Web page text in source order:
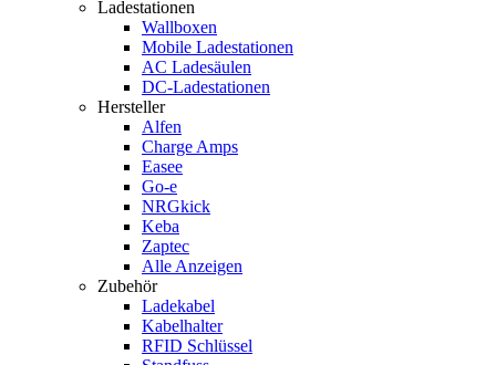
Ladestationen
Wallboxen
Mobile Ladestationen
AC Ladesäulen
DC-Ladestationen
Hersteller
Alfen
Charge Amps
Easee
Go-e
NRGkick
Keba
Zaptec
Alle Anzeigen
Zubehör
Ladekabel
Kabelhalter
RFID Schlüssel